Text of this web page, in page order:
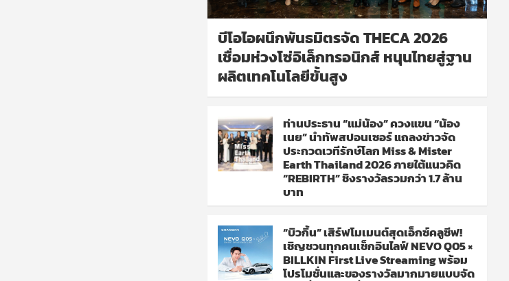
บีโอไอผนึกพันธมิตรจัด THECA 2026
เชื่อมห่วงโซ่อิเล็กทรอนิกส์ หนุนไทยสู่ฐาน
ผลิตเทคโนโลยีขั้นสูง
ท่านประธาน “แม่น้อง” ควงแขน “น้อง
เนย” นำทัพสปอนเซอร์ แถลงข่าวจัด
ประกวดเวทีรักษ์โลก Miss & Mister
Earth Thailand 2026 ภายใต้แนวคิด
“REBIRTH” ชิงรางวัลรวมกว่า 1.7 ล้าน
บาท
“บิวกิ้น” เสิร์ฟโมเมนต์สุดเอ็กซ์คลูซีฟ!
เชิญชวนทุกคนเช็กอินไลฟ์ NEVO Q05 ×
BILLKIN First Live Streaming พร้อม
โปรโมชั่นและของรางวัลมากมายแบบจัด